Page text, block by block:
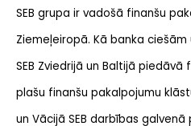
SEB grupa ir vadošā finanšu
Ziemeļeiropā. Kā banka
SEB Zviedrijā un Baltijā piedāvā
plašu finanšu pakalpojumu
un Vācijā SEB darbības